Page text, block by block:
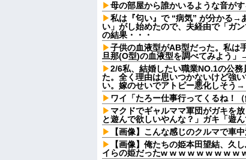
母の部屋から誰かいるような音がす
私は『匂い』で “病気” が分かる→
い」がし始めたので、夫経由で「ガ
の結果・・・
子供の血液型がAB型だった。私は
旦那(O型)の血液型を調べてみよう」
2/6私、結婚したい職業NO.1の公
た。全く理由は思いつかないけど強
い。嫁のせいでアトピー悪化しそう→
ワイ「たろー仕事行ってくるね！
マクドでギャルママ軍団がガキを
と遊んで欲しいやんな？」ガキ「遊
【画像】こんな感じのクルマで車
【画像】俺たちの姫本田望結、久
イらの姫だったw w w w w w w w w